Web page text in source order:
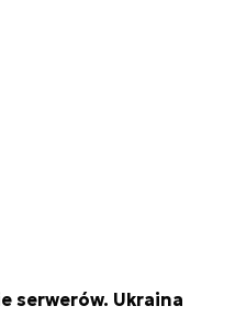
serwerów. Ukraina